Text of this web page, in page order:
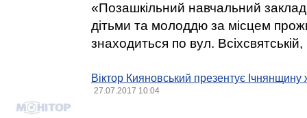
«Позашкільний навчальний
дітьми та молоддю за місцем
знаходиться по вул.
Віктор Кияновський презентує
27.07.2017 10:04